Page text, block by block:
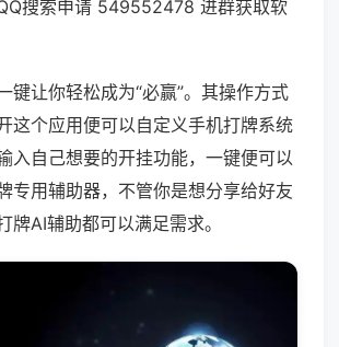
搜索申请 549552478 进群获取软
键让你轻松成为“必赢”。其操作方式
这个应用便可以自定义手机打牌系统
入自己想要的开挂功能，一键便可以
专用辅助器，不管你是想分享给好友
牌AI辅助都可以满足需求。